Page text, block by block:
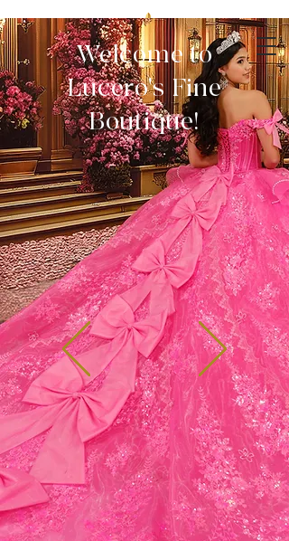
Welcome to
Lucero's Fine
Boutique!